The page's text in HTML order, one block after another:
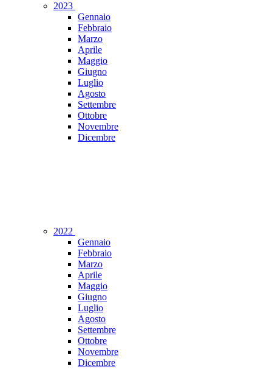
2023
Gennaio
Febbraio
Marzo
Aprile
Maggio
Giugno
Luglio
Agosto
Settembre
Ottobre
Novembre
Dicembre
2022
Gennaio
Febbraio
Marzo
Aprile
Maggio
Giugno
Luglio
Agosto
Settembre
Ottobre
Novembre
Dicembre